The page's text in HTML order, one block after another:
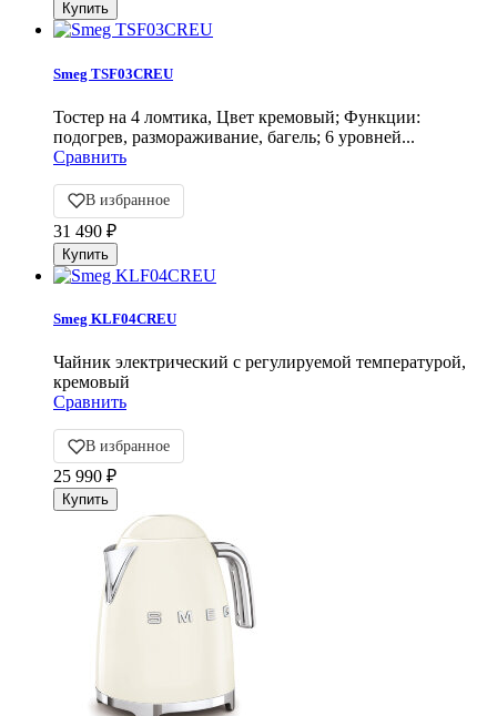
Smeg TSF03CREU
Тостер на 4 ломтика, Цвет кремовый; Функции:
подогрев, размораживание, багель; 6 уровней...
Сравнить
В избранное
31 490 ₽
Smeg KLF04CREU
Чайник электрический с регулируемой температурой,
кремовый
Сравнить
В избранное
25 990 ₽